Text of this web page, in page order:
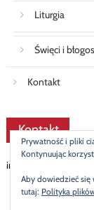
Liturgia
Święci i
Kontakt
Kontakt
info@diakonat.pl
Prywatność i pliki
Kontynuując
Aby dowiedzieć się
tutaj: Polityka